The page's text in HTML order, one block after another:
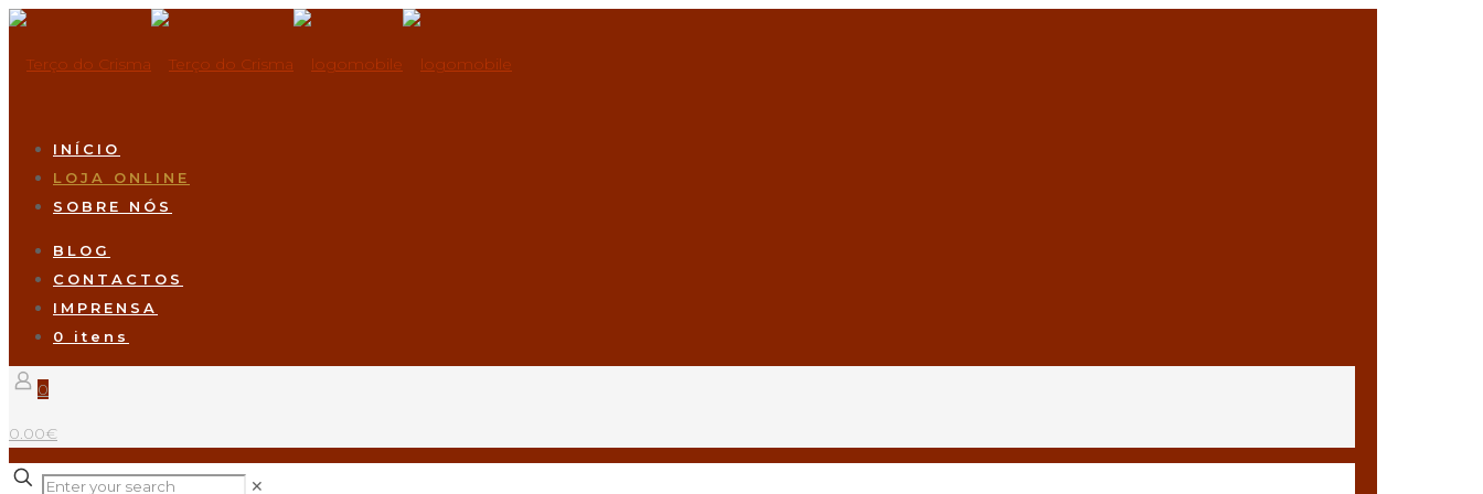
INÍCIO
LOJA ONLINE
SOBRE NÓS
BLOG
CONTACTOS
IMPRENSA
0 itens
0
0.00€
✕